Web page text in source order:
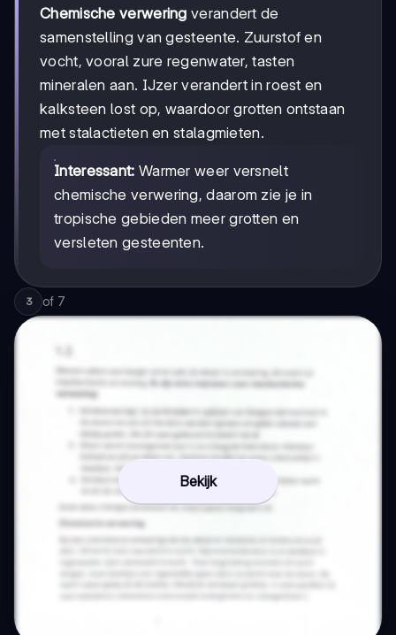
Chemische verwering verandert de
samenstelling van gesteente. Zuurstof en
vocht, vooral zure regenwater, tasten
mineralen aan. IJzer verandert in roest en
kalksteen lost op, waardoor grotten ontstaan
met stalactieten en stalagmieten.
Interessant: Warmer weer versnelt
chemische verwering, daarom zie je in
tropische gebieden meer grotten en
versleten gesteenten.
3 of 7
Bekijk